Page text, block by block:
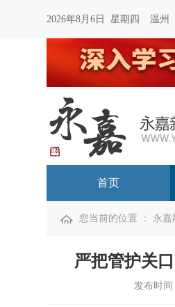
2026年8月6日 星期四 温州
首页
您当前的位置 ： 永嘉
严把管护关
发布时间